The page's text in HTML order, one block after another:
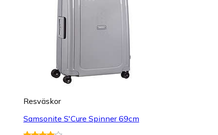
Resväskor
Samsonite S'Cure Spinner 69cm